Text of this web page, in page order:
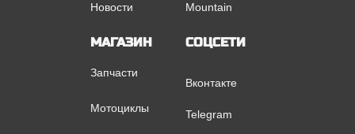
Telegram
Вконтакте
СОЦСЕТИ
Мотоциклы
Запчасти
МАГАЗИН
Mountain
Новости